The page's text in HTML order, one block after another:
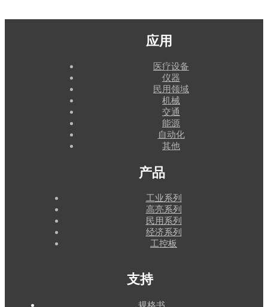
应用
医疗设备
仪器
民用领域
机械
交通
能源
自动化
其他
产品
工业系列
高亮系列
民用系列
经济系列
工控板
支持
规格书